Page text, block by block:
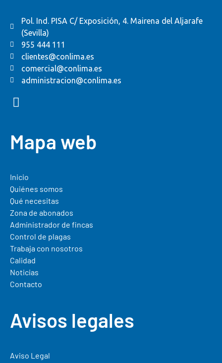
Pol. Ind. PISA C/ Exposición, 4. Mairena del Aljarafe
(Sevilla)
955 444 111
clientes@conlima.es
comercial@conlima.es
administracion@conlima.es
Mapa web
Inicio
Quiénes somos
Qué necesitas
Zona de abonados
Administrador de fincas
Control de plagas
Trabaja con nosotros
Calidad
Noticias
Contacto
Avisos legales
Aviso Legal